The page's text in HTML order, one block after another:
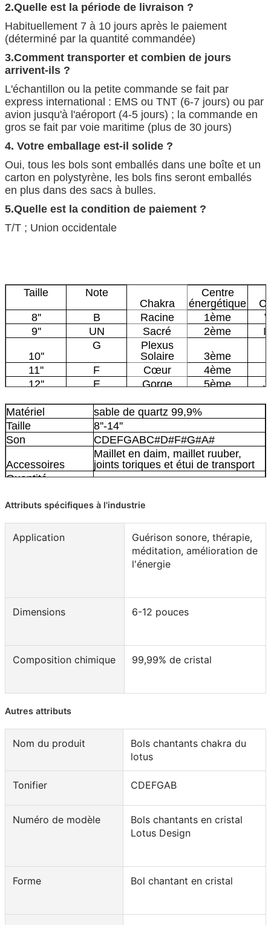
2.Quelle est la période de livraison ?
Habituellement 7 à 10 jours après le paiement
(déterminé par la quantité commandée)
3.Comment transporter et combien de jours
arrivent-ils ?
L'échantillon ou la petite commande se fait par
express international : EMS ou TNT (6-7 jours) ou par
avion jusqu'à l'aéroport (4-5 jours) ; la commande en
gros se fait par voie maritime (plus de 30 jours)
4. Votre emballage est-il solide ?
Oui, tous les bols sont emballés dans une boîte et un
carton en polystyrène, les bols fins seront emballés
en plus dans des sacs à bulles.
5.Quelle est la condition de paiement ?
T/T ; Union occidentale
Taille
Note
Chakra
Centre
énergétique
8''
B Racine 1ème
9''
UN Sacré 2ème
10''
G
Plexus
Solaire
3ème
11''
F Cœur 4ème
12''
E Gorge 5ème
13''
œil
6ème
14''
C Couronne 7ème
Matériel
sable de quartz 99,9%
Taille
8''-14''
Son
CDEFGABC#D#F#G#A#
Accessoires
Maillet en daim, maillet ruuber,
joints toriques et étui de transport
Quantité
commande
1 pièce
chargement
Dalian
Attributs spécifiques à l'industrie
Application
Guérison sonore, thérapie,
méditation, amélioration de
l'énergie
Dimensions 6-12 pouces
Composition chimique 99,99% de cristal
Autres attributs
Nom du produit
Bols chantants chakra du
lotus
Tonifier CDEFGAB
Numéro de modèle
Bols chantants en cristal
Lotus Design
Forme Bol chantant en cristal